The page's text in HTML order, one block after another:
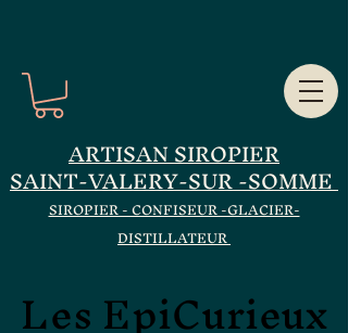
ARTISAN SIROPIER
SAINT-VALERY-SUR -SOMME
SIROPIER - CONFISEUR -GLACIER-
DISTILLATEUR
Les EpiCurieux
Les EpiCurieux